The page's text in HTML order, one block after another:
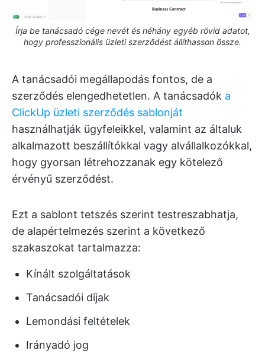
Írja be tanácsadó cége nevét és néhány egyéb rövid adatot,
hogy professzionális üzleti szerződést állíthasson össze.
A tanácsadói megállapodás fontos, de a
szerződés elengedhetetlen. A tanácsadók a
ClickUp üzleti szerződés sablonját
használhatják ügyfeleikkel, valamint az általuk
alkalmazott beszállítókkal vagy alvállalkozókkal,
hogy gyorsan létrehozzanak egy kötelező
érvényű szerződést.
Ezt a sablont tetszés szerint testreszabhatja,
de alapértelmezés szerint a következő
szakaszokat tartalmazza:
Kínált szolgáltatások
Tanácsadói díjak
Lemondási feltételek
Irányadó jog